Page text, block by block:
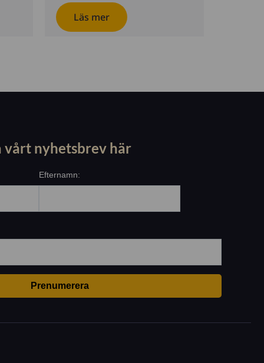
Läs mer
vårt nyhetsbrev här
Efternamn: